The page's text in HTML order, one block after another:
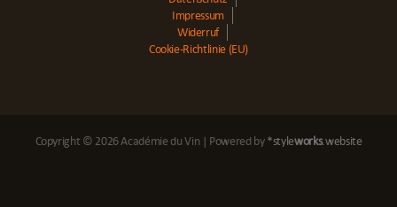
Impressum
Widerruf
Cookie-Richtlinie (EU)
Copyright © 2026 Académie du Vin | Powered by*styleworks.website